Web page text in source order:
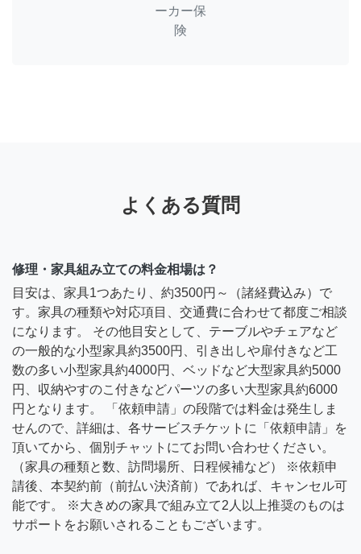
ーカー保
険
よくある質問
修理・家具組み立ての料金相場は？
目安は、家具1つあたり、約3500円～（諸経費込み）で
す。家具の種類や対応項目、交通費に合わせて都度ご相談
になります。 その他目安として、テーブルやチェアなど
の一般的な小型家具約3500円、引き出しや扉付きなど工
数の多い小型家具約4000円、ベッドなど大型家具約5000
円、収納やすのこ付きなどパーツの多い大型家具約6000
円となります。 「依頼申請」の段階では料金は発生しま
せんので、詳細は、各サービスチケットに「依頼申請」を
頂いてから、個別チャットにてお問い合わせください。
（家具の種類と数、訪問場所、日程候補など） ※依頼申
請後、本契約前（前払い決済前）であれば、キャンセル可
能です。 ※大きめの家具で組み立て2人以上推奨のものは
サポートをお願いされることもございます。